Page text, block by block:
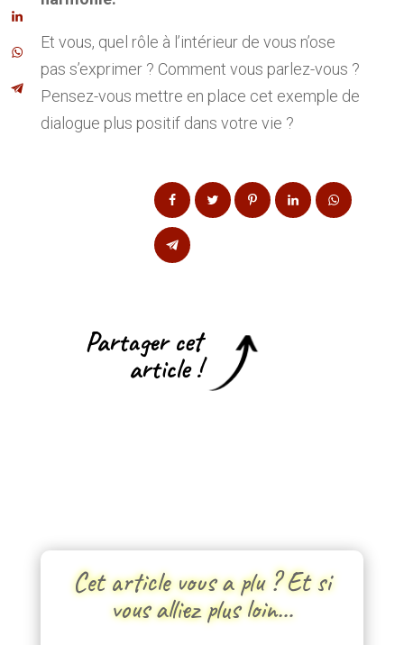
Et vous, quel rôle à l’intérieur de vous n’ose
pas s’exprimer ? Comment vous parlez-vous ?
Pensez-vous mettre en place cet exemple de
dialogue plus positif dans votre vie ?
Partager cet
article !
Cet article vous a plu ? Et si
vous alliez plus loin…